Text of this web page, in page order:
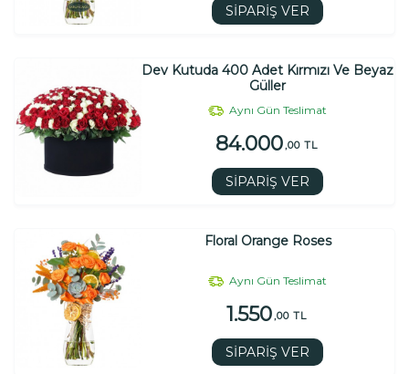
SİPARİŞ VER
Dev Kutuda 400 Adet Kırmızı Ve Beyaz
Güller
Aynı Gün Teslimat
84.000 ,00 TL
SİPARİŞ VER
Floral Orange Roses
Aynı Gün Teslimat
1.550 ,00 TL
SİPARİŞ VER